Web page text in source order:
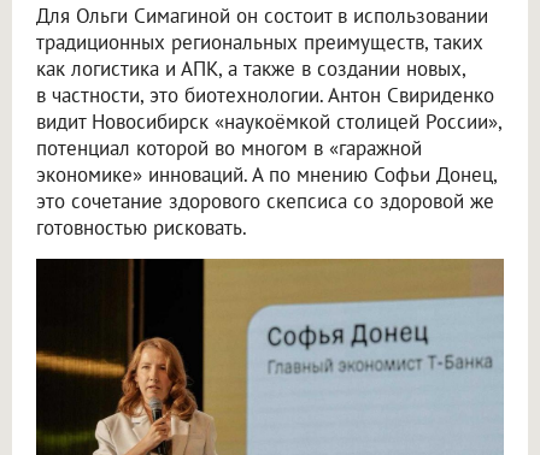
Для Ольги Симагиной он состоит в использовании
традиционных региональных преимуществ, таких
как логистика и АПК, а также в создании новых,
в частности, это биотехнологии. Антон Свириденко
видит Новосибирск «наукоёмкой столицей России»,
потенциал которой во многом в «гаражной
экономике» инноваций. А по мнению Софьи Донец,
это сочетание здорового скепсиса со здоровой же
готовностью рисковать.